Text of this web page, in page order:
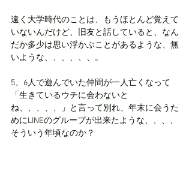
遠く大学時代のことは、もうほとんど覚えて
いないんだけど、旧友と話していると、なん
だか多少は思い浮かぶことがあるような、無
いような、、、、、、。
5、6人で遊んでいた仲間が一人亡くなって
「生きているウチに会わないと
ね、、、、、」と言って別れ、年末に会うた
めにLINEのグループが出来たような、、、、
そういう年頃なのか？